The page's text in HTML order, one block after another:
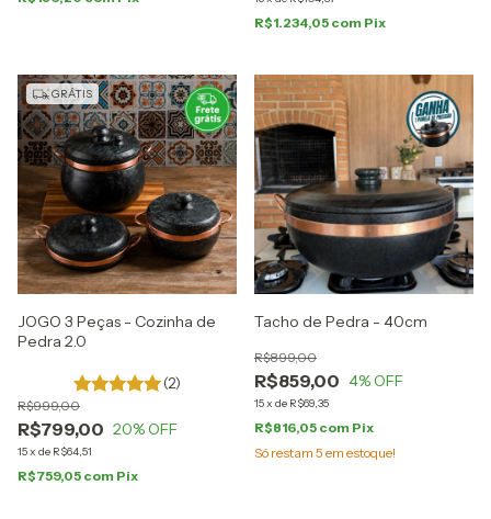
R$1.234,05 com Pix
GRÁTIS
JOGO 3 Peças - Cozinha de
Pedra 2.0
(2)
R$799,00
R$999,00
20% OFF
15x de R$64,51
R$759,05 com Pix
Tacho de Pedra - 40cm
R$859,00
R$899,00
4% OFF
15x de R$69,35
R$816,05 com Pix
Só restam 5 em estoque!